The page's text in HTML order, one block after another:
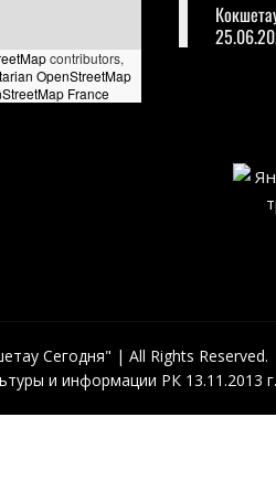
contributors,
OpenStreetMap
France
Сегодня" | All Rights Reserved.
и информации РК 13.11.2013 г.